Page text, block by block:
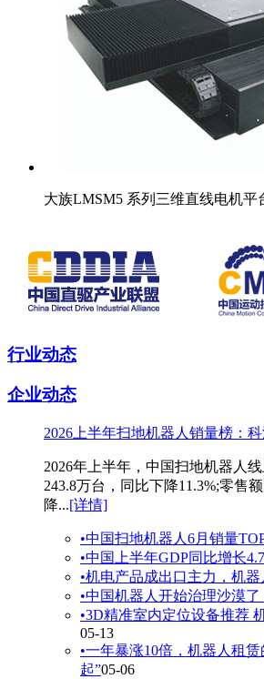
大族LMSM5 系列三维直线电机平
行业动态
企业动态
2026上半年扫地机器人销量榜：
2026年上半年，中国扫地机器人
243.8万台，同比下降11.3%;零售
降...[详情]
•中国扫地机器人6月销量
•中国上半年GDP同比增长
•机电产品成出口主力，机
•中国机器人开始治理沙漠
•3D精准室内定位设备推荐
05-13
•一年暴涨10倍，机器人租
起”05-06